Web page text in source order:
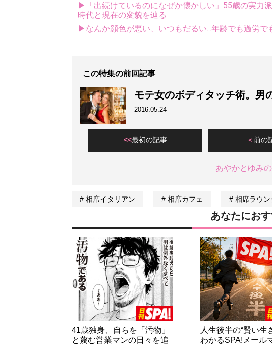
▶「出続けているのになぜか懐かしい」55歳の実力
時代と現在の変貌を辿る
▶なんか顔色が悪い、いつもだるい...年齢でも過労で
この特集の前回記事
モテ女のボディタッチ術。男
2016.05.24
最初の記事 前の
あやかとゆみ
相席イタリアン 相席カフェ 相席ラウン
あなたにお
41歳独身、自らを「汚物」
と蔑む営業マンの日々を追
人生後半の“賢い生
わかるSPA!メール